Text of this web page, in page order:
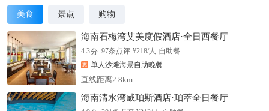
美食 景点 购物
海南石梅湾艾美度假酒店·全日西餐厅
4.3分 97条点评 ¥218/人 自助餐
单人沙滩海景自助晚餐
直线距离2.8km
海南清水湾威珀斯酒店·珀萃全日餐厅